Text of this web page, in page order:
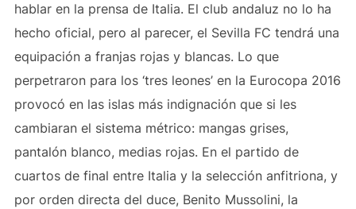
hablar en la prensa de Italia. El club andaluz no lo ha
hecho oficial, pero al parecer, el Sevilla FC tendrá una
equipación a franjas rojas y blancas. Lo que
perpetraron para los ‘tres leones’ en la Eurocopa 2016
provocó en las islas más indignación que si les
cambiaran el sistema métrico: mangas grises,
pantalón blanco, medias rojas. En el partido de
cuartos de final entre Italia y la selección anfitriona, y
por orden directa del duce, Benito Mussolini, la